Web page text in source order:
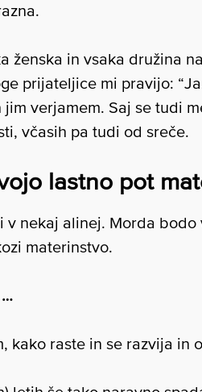
ženska in vsaka družina
prijateljice mi pravijo:
verjamem. Saj se tudi
včasih pa tudi od sreče.
lastno pot
nekaj alinej. Morda bodo
materinstvo.
…
kako raste in se razvija in